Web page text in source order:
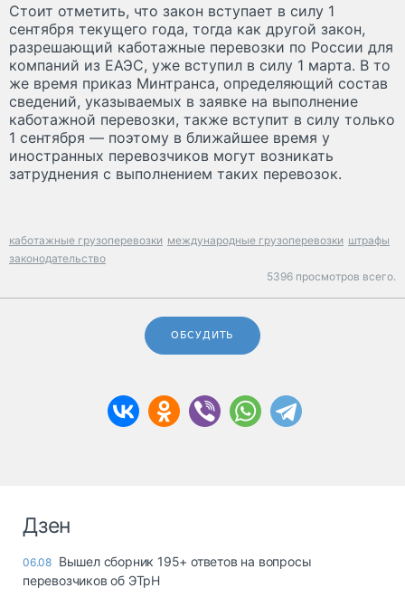
Стоит отметить, что закон вступает в силу 1
сентября текущего года, тогда как другой закон,
разрешающий каботажные перевозки по России для
компаний из ЕАЭС, уже вступил в силу 1 марта. В то
же время приказ Минтранса, определяющий состав
сведений, указываемых в заявке на выполнение
каботажной перевозки, также вступит в силу только
1 сентября — поэтому в ближайшее время у
иностранных перевозчиков могут возникать
затруднения с выполнением таких перевозок.
каботажные грузоперевозки международные грузоперевозки штрафы
законодательство
5396 просмотров всего.
ОБСУДИТЬ
Дзен
06.08 Вышел сборник 195+ ответов на вопросы
перевозчиков об ЭТрН